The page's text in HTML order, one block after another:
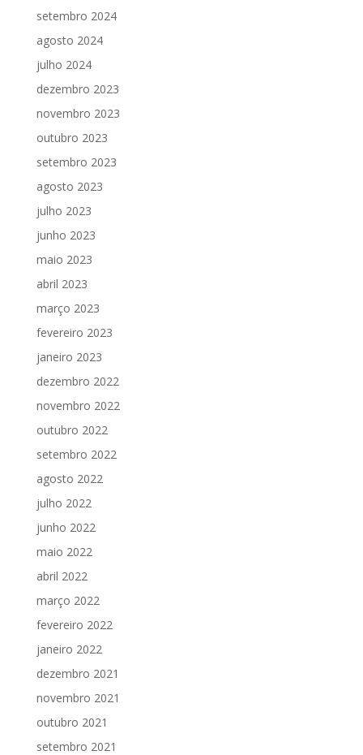
setembro 2024
agosto 2024
julho 2024
dezembro 2023
novembro 2023
outubro 2023
setembro 2023
agosto 2023
julho 2023
junho 2023
maio 2023
abril 2023
março 2023
fevereiro 2023
janeiro 2023
dezembro 2022
novembro 2022
outubro 2022
setembro 2022
agosto 2022
julho 2022
junho 2022
maio 2022
abril 2022
março 2022
fevereiro 2022
janeiro 2022
dezembro 2021
novembro 2021
outubro 2021
setembro 2021